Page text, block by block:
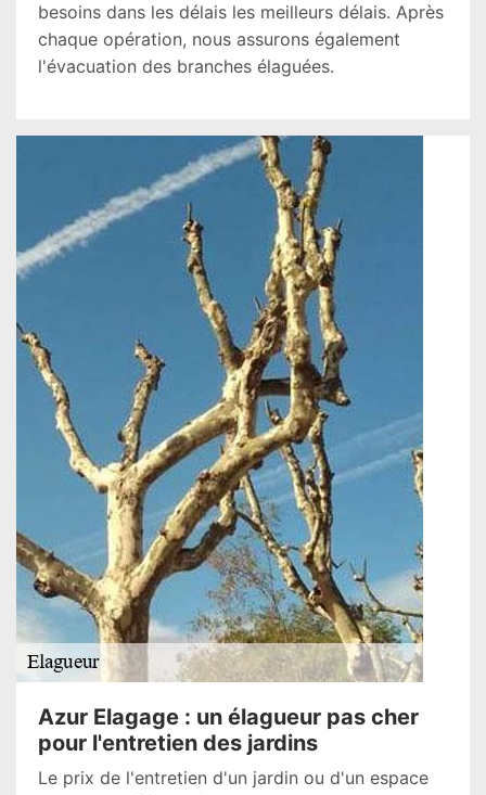
besoins dans les délais les meilleurs délais. Après
chaque opération, nous assurons également
l'évacuation des branches élaguées.
Azur Elagage : un élagueur pas cher
pour l'entretien des jardins
Le prix de l'entretien d'un jardin ou d'un espace